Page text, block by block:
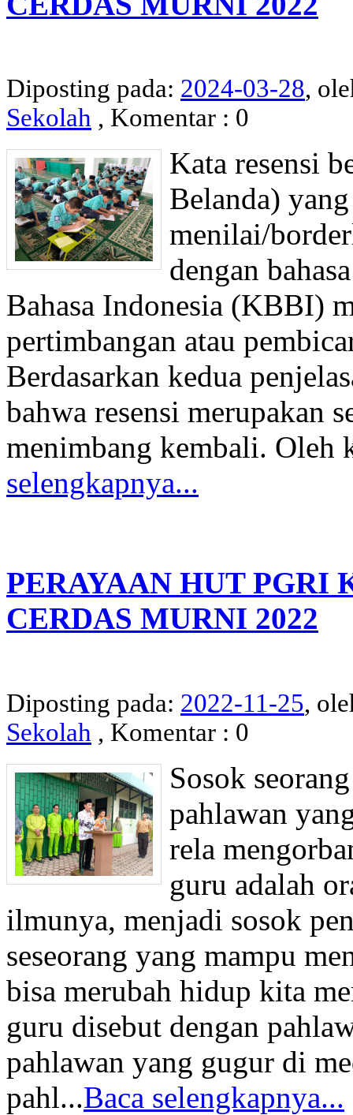
Diposting pada: 2024-03-28,
Sekolah , Komentar : 0
Kata resensi
Belanda)
menilai/
dengan
Bahasa Indonesia (KBBI)
pertimbangan atau
Berdasarkan kedua
bahwa resensi merupakan
menimbang kembali. Oleh
selengkapnya...
PERAYAAN HUT PGRI
CERDAS MURNI 2022
Diposting pada: 2022-11-25,
Sekolah , Komentar : 0
Sosok
pahlawan
rela
guru adalah
ilmunya, menjadi sosok
seseorang yang mampu
bisa merubah hidup kita
guru disebut dengan
pahlawan yang gugur di
pahl...Baca selengkapnya...